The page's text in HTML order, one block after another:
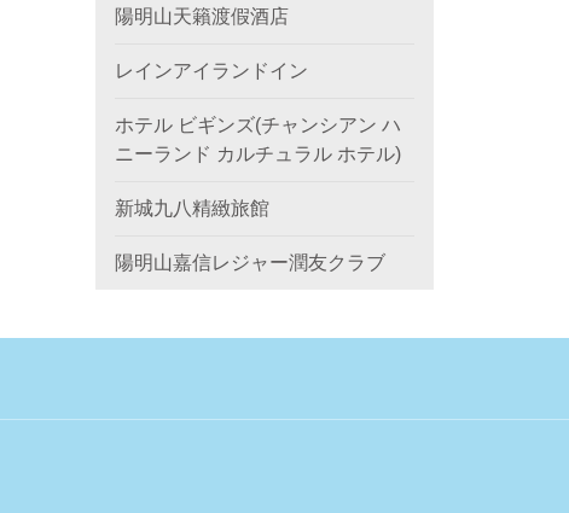
陽明山天籟渡假酒店
レインアイランドイン
ホテル ビギンズ(チャンシアン ハ
ニーランド カルチュラル ホテル)
新城九八精緻旅館
陽明山嘉信レジャー潤友クラブ